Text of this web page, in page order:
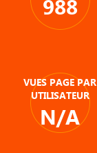
VUES PAGE PAR
UTILISATEUR
N/A